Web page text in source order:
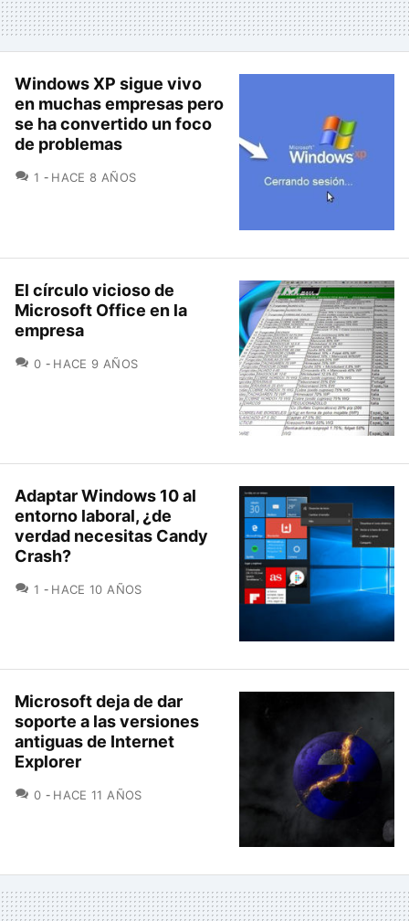
Windows XP sigue vivo
en muchas empresas pero
se ha convertido un foco
de problemas
1 COMENTARIOS
HACE 8 AÑOS
El círculo vicioso de
Microsoft Office en la
empresa
0 COMENTARIOS
HACE 9 AÑOS
Adaptar Windows 10 al
entorno laboral, ¿de
verdad necesitas Candy
Crash?
1 COMENTARIOS
HACE 10 AÑOS
Microsoft deja de dar
soporte a las versiones
antiguas de Internet
Explorer
0 COMENTARIOS
HACE 11 AÑOS